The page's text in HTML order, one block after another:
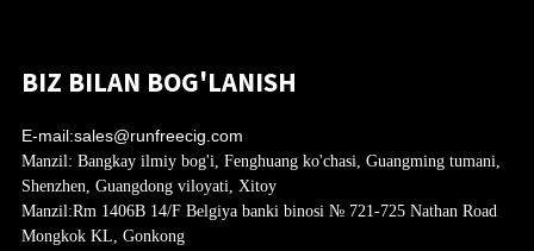
BIZ BILAN BOG'LANISH
E-mail:sales@runfreecig.com
Manzil: Bangkay ilmiy bog'i, Fenghuang ko'chasi, Guangming tumani,
Shenzhen, Guangdong viloyati, Xitoy
Manzil:Rm 1406B 14/F Belgiya banki binosi № 721-725 Nathan Road
Mongkok KL, Gonkong